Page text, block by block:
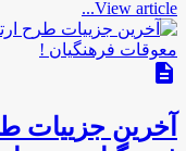
View article...
description
آخرین جزییات